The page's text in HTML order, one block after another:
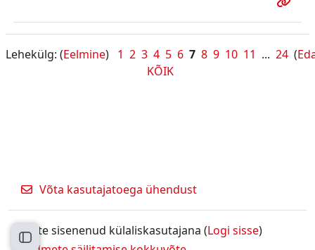
Ava kursuse sisukord
Lehekülg: (Eelmine) 1 2 3 4 5 6 7 8 9 10 11 ... 24 (
KÕIK
Võta kasutajatoega ühendust
Olete sisenenud külaliskasutajana (Logi sisse)